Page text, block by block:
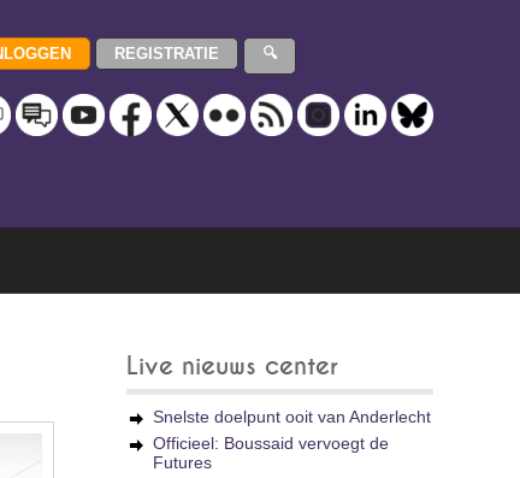
Live nieuws center
Snelste doelpunt ooit van Anderlecht
Officieel: Boussaid vervoegt de
Futures